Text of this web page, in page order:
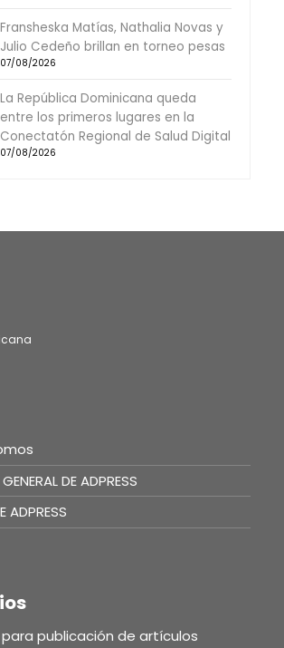
Fransheska Matías, Nathalia Novas y
Julio Cedeño brillan en torneo pesas
07/08/2026
La República Dominicana queda
entre los primeros lugares en la
Conectatón Regional de Salud Digital
07/08/2026
DE ADPRESS
ADPRESS
para publicación de artículos